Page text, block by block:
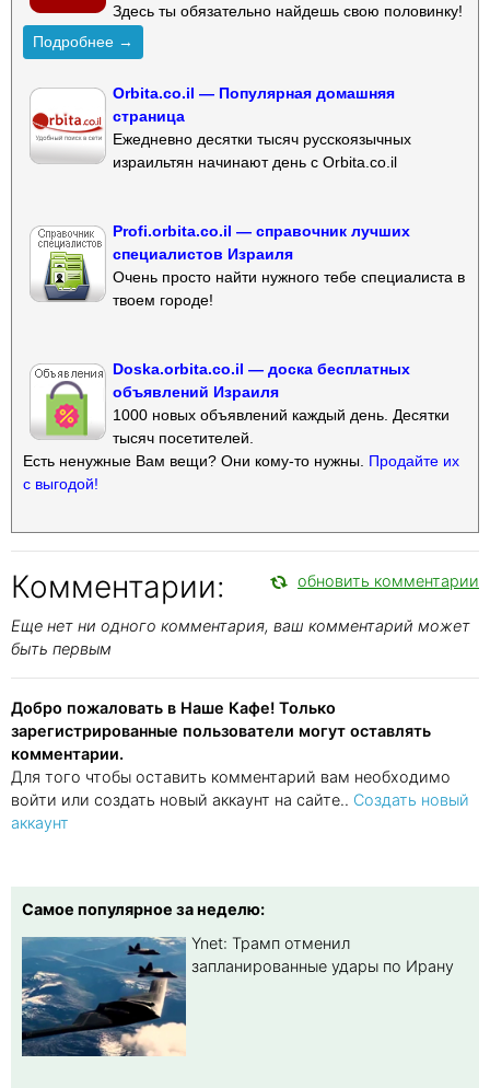
Здесь ты обязательно найдешь свою половинку!
Подробнее →
Orbita.co.il — Популярная домашняя
страница
Ежедневно десятки тысяч русскоязычных
израильтян начинают день с Orbita.co.il
Profi.orbita.co.il — справочник лучших
специалистов Израиля
Очень просто найти нужного тебе специалиста в
твоем городе!
Doska.orbita.co.il — доска бесплатных
объявлений Израиля
1000 новых объявлений каждый день. Десятки
тысяч посетителей.
Есть ненужные Вам вещи? Они кому-то нужны. Продайте их
с выгодой!
Комментарии: обновить комментарии
Еще нет ни одного комментария, ваш комментарий может
быть первым
Добро пожаловать в Наше Кафе! Только
зарегистрированные пользователи могут оставлять
комментарии.
Для того чтобы оставить комментарий вам необходимо
войти или создать новый аккаунт на сайте.. Создать новый
аккаунт
Самое популярное за неделю:
Ynet: Трамп отменил
запланированные удары по Ирану